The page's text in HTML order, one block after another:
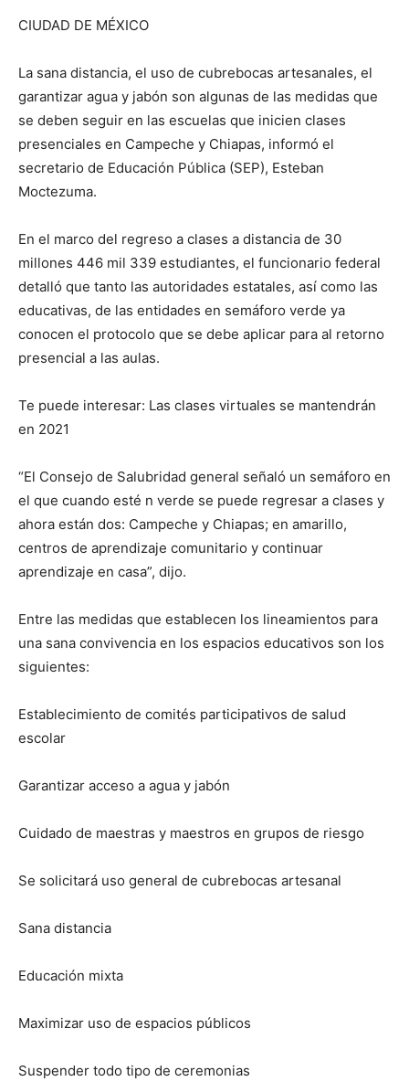
CIUDAD DE MÉXICO
La sana distancia, el uso de cubrebocas artesanales, el
garantizar agua y jabón son algunas de las medidas que
se deben seguir en las escuelas que inicien clases
presenciales en Campeche y Chiapas, informó el
secretario de Educación Pública (SEP), Esteban
Moctezuma.
En el marco del regreso a clases a distancia de 30
millones 446 mil 339 estudiantes, el funcionario federal
detalló que tanto las autoridades estatales, así como las
educativas, de las entidades en semáforo verde ya
conocen el protocolo que se debe aplicar para al retorno
presencial a las aulas.
Te puede interesar: Las clases virtuales se mantendrán
en 2021
“El Consejo de Salubridad general señaló un semáforo en
el que cuando esté n verde se puede regresar a clases y
ahora están dos: Campeche y Chiapas; en amarillo,
centros de aprendizaje comunitario y continuar
aprendizaje en casa”, dijo.
Entre las medidas que establecen los lineamientos para
una sana convivencia en los espacios educativos son los
siguientes:
Establecimiento de comités participativos de salud
escolar
Garantizar acceso a agua y jabón
Cuidado de maestras y maestros en grupos de riesgo
Se solicitará uso general de cubrebocas artesanal
Sana distancia
Educación mixta
Maximizar uso de espacios públicos
Suspender todo tipo de ceremonias